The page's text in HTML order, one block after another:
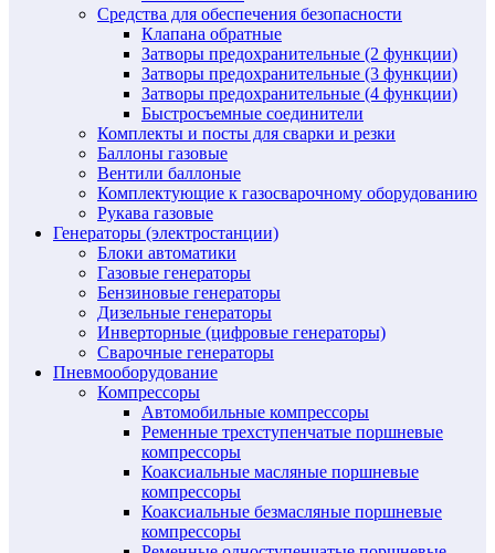
Средства для обеспечения безопасности
Клапана обратные
Затворы предохранительные (2 функции)
Затворы предохранительные (3 функции)
Затворы предохранительные (4 функции)
Быстросъемные соединители
Комплекты и посты для сварки и резки
Баллоны газовые
Вентили баллоные
Комплектующие к газосварочному оборудованию
Рукава газовые
Генераторы (электростанции)
Блоки автоматики
Газовые генераторы
Бензиновые генераторы
Дизельные генераторы
Инверторные (цифровые генераторы)
Сварочные генераторы
Пневмооборудование
Компрессоры
Автомобильные компрессоры
Ременные трехступенчатые поршневые
компрессоры
Коаксиальные масляные поршневые
компрессоры
Коаксиальные безмасляные поршневые
компрессоры